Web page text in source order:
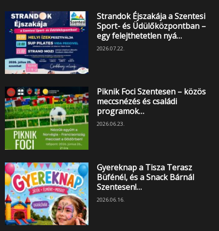
Strandok Éjszakája a Szentesi
Sport- és Üdülőközpontban –
egy felejthetetlen nyá…
2026.07.22.
Piknik Foci Szentesen – közös
meccsnézés és családi
programok…
2026.06.23.
Gyereknap a Tisza Terasz
Büfénél, és a Snack Bárnál
Szentesen!…
2026.06.16.